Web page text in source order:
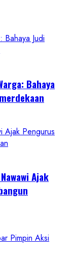
Bahaya Judi
Bahaya
Ajak Pengurus
Ajak
Pimpin Aksi